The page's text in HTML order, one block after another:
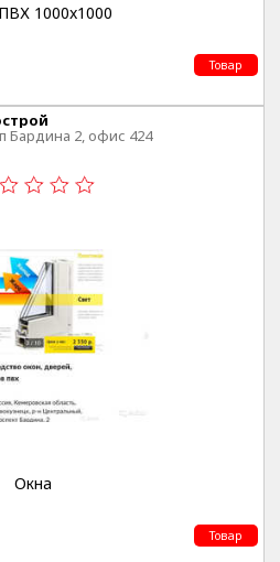
1000x1000
Товар
Бардина 2, офис 424
Окна
Товар